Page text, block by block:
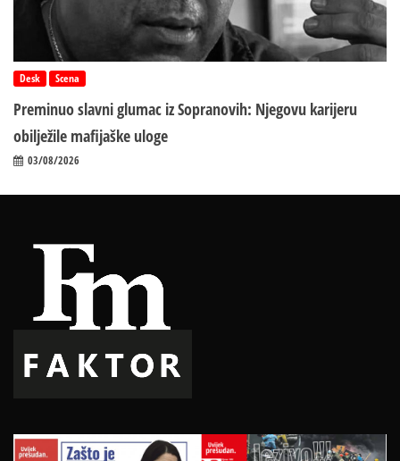
Desk Scena
Preminuo slavni glumac iz Sopranovih: Njegovu karijeru
obilježile mafijaške uloge
03/08/2026